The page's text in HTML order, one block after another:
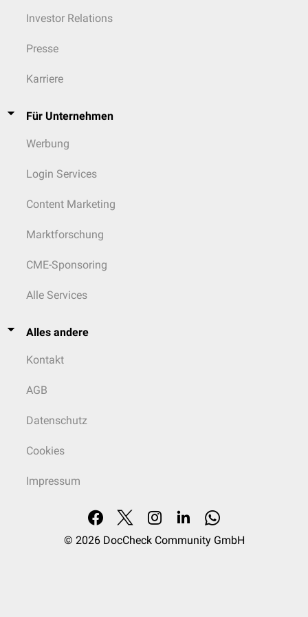
Aktualisierung der KAEP auf Basis neuer Erkenntnisse
Investor Relations
Presse
Karriere
Für Unternehmen
Werbung
Login Services
Content Marketing
Marktforschung
CME-Sponsoring
Alle Services
Alles andere
Kontakt
AGB
Datenschutz
Cookies
Impressum
© 2026 DocCheck Community GmbH